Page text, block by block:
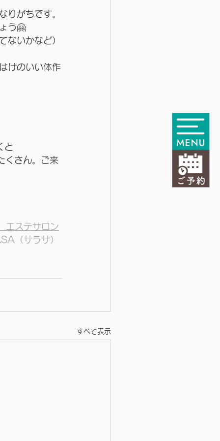
りがちです。
う🤗
ないかなど）
けのいい体作
と
くさん。ご来
エステサロン
（サラサ）
すべて表示